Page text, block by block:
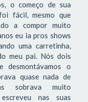
o começo de sua
fácil, mesmo que
a compor muito
eu ia pros shows
uma carretinha,
meu pai. Nós dois
desmontávamos o
quase nada de
sobrava muito
escreveu nas suas